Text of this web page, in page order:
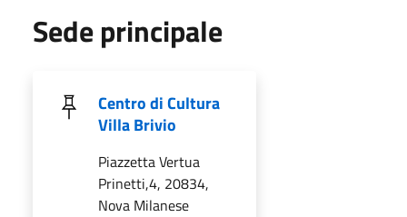
Sede principale
Centro di Cultura
Villa Brivio
Piazzetta Vertua
Prinetti,4, 20834,
Nova Milanese